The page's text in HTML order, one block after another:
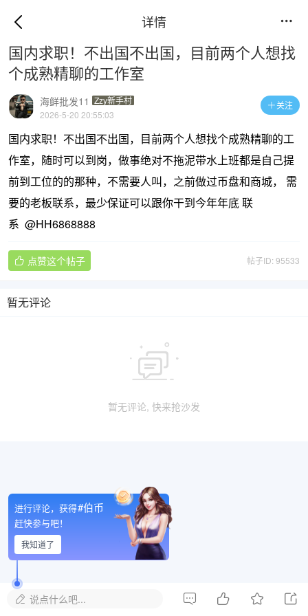
详情 
国内求职！不出国不出国，目前两个人想找
个成熟精聊的工作室
关注
海鲜批发11 Zzy新手村
2026-5-20 20:55:03
国内求职！不出国不出国，目前两个人想找个成熟精聊的工
作室，随时可以到岗，做事绝对不拖泥带水上班都是自己提
前到工位的的那种，不需要人叫，之前做过币盘和商城， 需
要的老板联系，最少保证可以跟你干到今年年底 联
系 @HH6868888
帖子ID: 95533
 点赞这个帖子
暂无评论

暂无评论, 快来抢沙发
 说点什么吧...    
进行评论，获得#伯币
赶快参与吧！
我知道了